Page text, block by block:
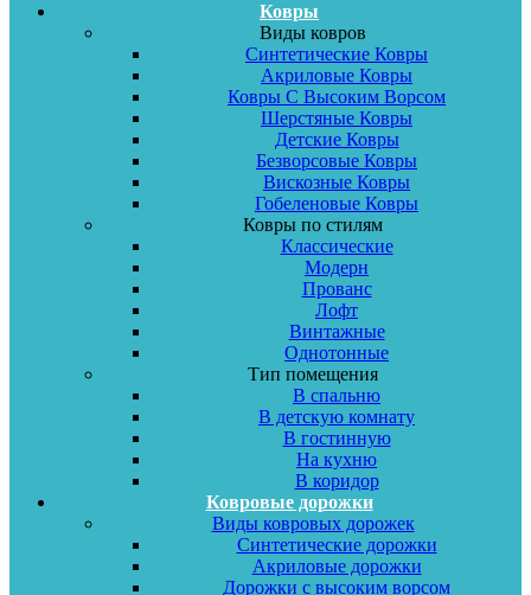
Ковры
Виды ковров
Синтетические Ковры
Акриловые Ковры
Ковры С Высоким Ворсом
Шерстяные Ковры
Детские Ковры
Безворсовые Ковры
Вискозные Ковры
Гобеленовые Ковры
Ковры по стилям
Классические
Модерн
Прованс
Лофт
Винтажные
Однотонные
Тип помещения
В спальню
В детскую комнату
В гостинную
На кухню
В коридор
Ковровые дорожки
Виды ковровых дорожек
Синтетические дорожки
Акриловые дорожки
Дорожки с высоким ворсом